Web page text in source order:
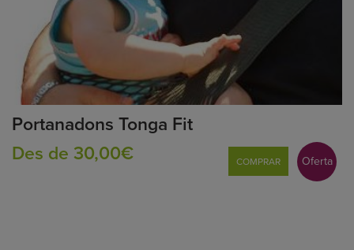
Portanadons Tonga Fit
Des de 30,00€
COMPRAR Oferta